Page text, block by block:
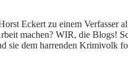
Eckert zu einem Verfasser
machen? WIR, die Blogs!
sie dem harrenden Krimivolk